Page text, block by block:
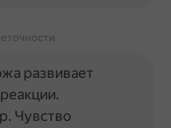
развивает
Чувство